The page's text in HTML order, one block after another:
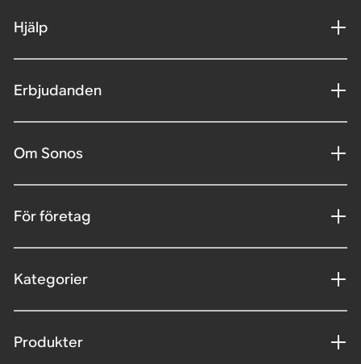
Hjälp
Erbjudanden
Om Sonos
För företag
Kategorier
Produkter